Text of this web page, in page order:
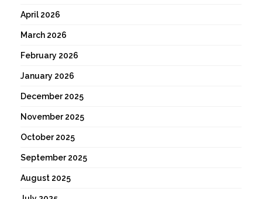
April 2026
March 2026
February 2026
January 2026
December 2025
November 2025
October 2025
September 2025
August 2025